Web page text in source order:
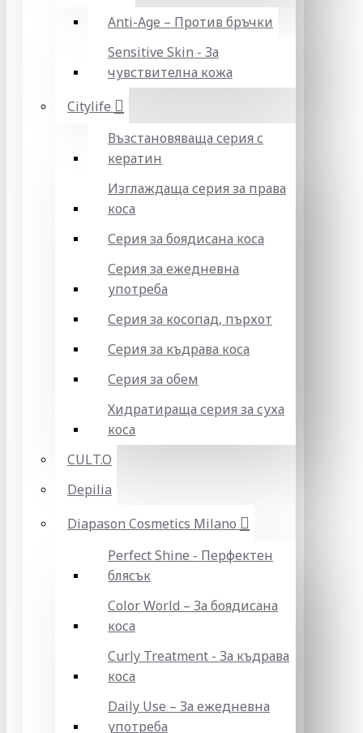
Anti-Age – Против бръчки
Sensitive Skin - За
чувствителна кожа
Citylife
Възстановяваща серия с
кератин
Изглаждаща серия за права
коса
Серия за боядисана коса
Серия за ежедневна
употреба
Серия за косопад, пърхот
Серия за къдрава коса
Серия за обем
Хидратираща серия за суха
коса
CULT.O
Depilia
Diapason Cosmetics Milano
Perfect Shine - Перфектен
блясък
Color World – За боядисана
коса
Curly Treatment - За къдрава
коса
Daily Use – За ежедневна
употреба